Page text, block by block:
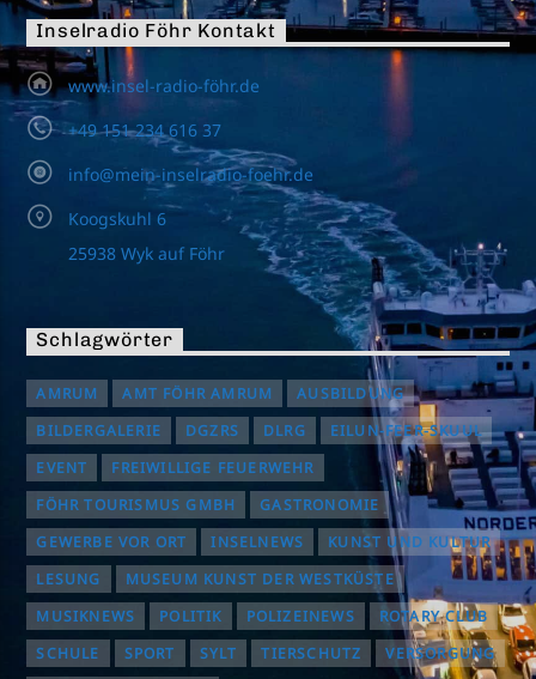
Inselradio Föhr Kontakt
www.insel-radio-föhr.de
+49 151 234 616 37
info@mein-inselradio-foehr.de
Koogskuhl 6
25938 Wyk auf Föhr
Schlagwörter
AMRUM AMT FÖHR AMRUM
AUSBILDUNG
BILDERGALERIE
DGZRS DLRG
EILUN-FEER-SKUUL
EVENT
FREIWILLIGE FEUERWEHR
FÖHR TOURISMUS GMBH
GASTRONOMIE
GEWERBE VOR ORT
INSELNEWS
KUNST UND KULTUR
LESUNG
MUSEUM KUNST DER WESTKÜSTE
MUSIKNEWS
POLITIK POLIZEINEWS
ROTARY CLUB
SCHULE
SPORT SYLT TIERSCHUTZ VERSORGUNG